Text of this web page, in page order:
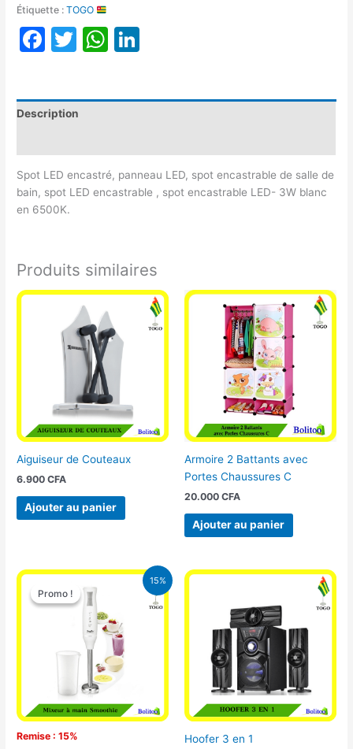
Étiquette :TOGO
Facebook
TwitterWhatsApp
Description
Spot LED encastré, panneau LED, spot encastrable de salle de
bain, spot LED encastrable , spot encastrable LED- 3W blanc
en 6500K.
Produits similaires
Aiguiseur de Couteaux
6.900CFA
Ajouter au panier
Armoire 2 Battants avec
Portes Chaussures C
20.000 CFA
Ajouter au panier
15%
Promo !
Remise : 15%
Promo !
Le
prix
initial
était :
12.900 CFA.
Le
Hoofer 3 en 1